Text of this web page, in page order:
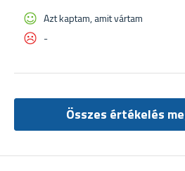
Azt kaptam, amit vártam
-
Összes értékelés